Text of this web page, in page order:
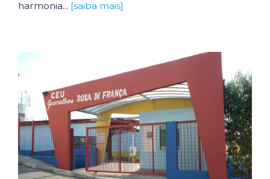
harmonia... [saiba mais]